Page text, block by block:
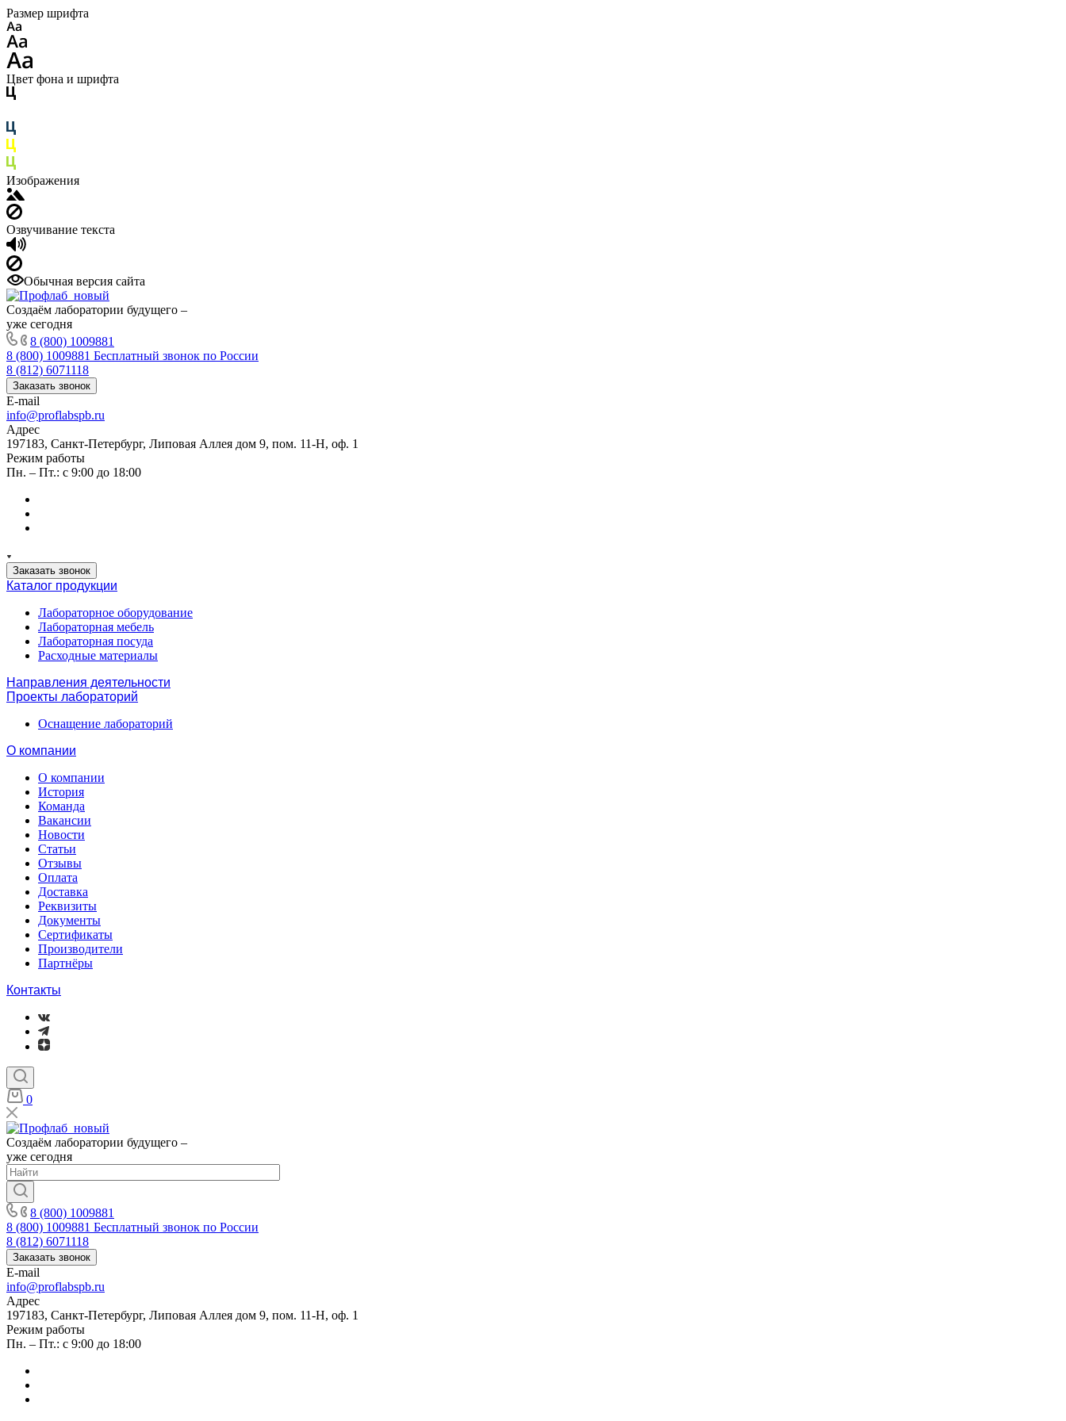
Размер шрифта
Цвет фона и шрифта
Изображения
Озвучивание текста
Обычная версия сайта
Создаём лаборатории будущего –
уже сегодня
8 (800) 1009881
8 (800) 1009881 Бесплатный звонок по России
8 (812) 6071118
Заказать звонок
E-mail
info@proflabspb.ru
Адрес
197183, Санкт-Петербург, Липовая Аллея дом 9, пом. 11-Н, оф. 1
Режим работы
Пн. – Пт.: с 9:00 до 18:00
Заказать звонок
Каталог продукции
Лабораторное оборудование
Лабораторная мебель
Лабораторная посуда
Расходные материалы
Направления деятельности
Проекты лабораторий
Оснащение лабораторий
О компании
О компании
История
Команда
Вакансии
Новости
Статьи
Отзывы
Оплата
Доставка
Реквизиты
Документы
Сертификаты
Производители
Партнёры
Контакты
0
Создаём лаборатории будущего –
уже сегодня
8 (800) 1009881
8 (800) 1009881 Бесплатный звонок по России
8 (812) 6071118
Заказать звонок
E-mail
info@proflabspb.ru
Адрес
197183, Санкт-Петербург, Липовая Аллея дом 9, пом. 11-Н, оф. 1
Режим работы
Пн. – Пт.: с 9:00 до 18:00